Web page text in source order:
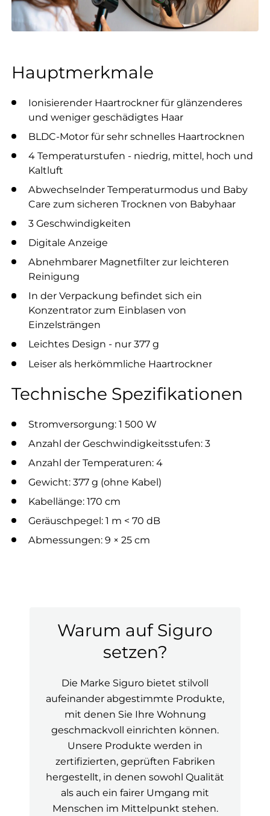
Hauptmerkmale
Ionisierender Haartrockner für glänzenderes
und weniger geschädigtes Haar
BLDC-Motor für sehr schnelles Haartrocknen
4 Temperaturstufen - niedrig, mittel, hoch und
Kaltluft
Abwechselnder Temperaturmodus und Baby
Care zum sicheren Trocknen von Babyhaar
3 Geschwindigkeiten
Digitale Anzeige
Abnehmbarer Magnetfilter zur leichteren
Reinigung
In der Verpackung befindet sich ein
Konzentrator zum Einblasen von
Einzelsträngen
Leichtes Design - nur 377 g
Leiser als herkömmliche Haartrockner
Technische Spezifikationen
Stromversorgung: 1 500 W
Anzahl der Geschwindigkeitsstufen: 3
Anzahl der Temperaturen: 4
Gewicht: 377 g (ohne Kabel)
Kabellänge: 170 cm
Geräuschpegel: 1 m < 70 dB
Abmessungen: 9 × 25 cm
Warum auf Siguro
setzen?
Die Marke Siguro bietet stilvoll
aufeinander abgestimmte Produkte,
mit denen Sie Ihre Wohnung
geschmackvoll einrichten können.
Unsere Produkte werden in
zertifizierten, geprüften Fabriken
hergestellt, in denen sowohl Qualität
als auch ein fairer Umgang mit
Menschen im Mittelpunkt stehen.